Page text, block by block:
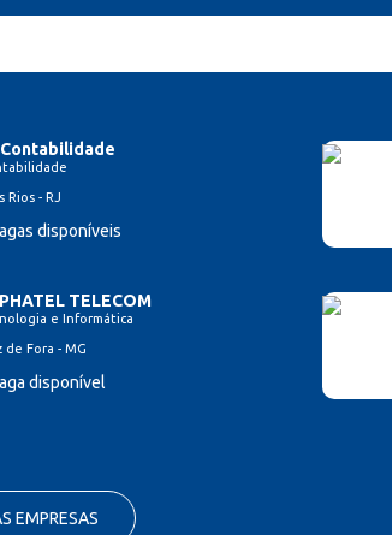
Contabilidade
Rios - RJ
disponíveis
TELECOM
e Informática
de Fora - MG
disponível
EMPRESAS